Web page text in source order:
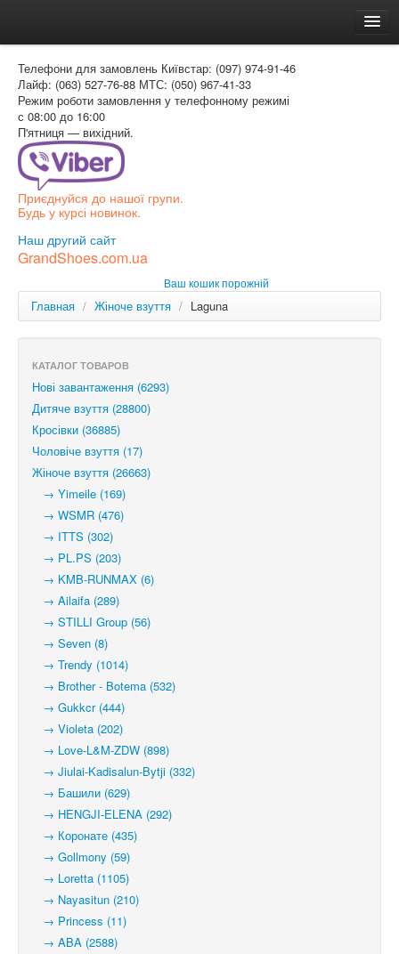
Доставка и оплата
Как заказать
Контакти
Таблиця розмірів
Вхід для покупця
РОС
Телефони для замовлень Київстар: (097) 974-91-46
Лайф: (063) 527-76-88 МТС: (050) 967-41-33
Режим роботи замовлення у телефонному режимі
с 08:00 до 16:00
П'ятниця — вихідний.
Приєднуйся до нашої групи.
Будь у курсі новинок.
Наш другий сайт
GrandShoes.com.ua
Ваш кошик порожній
Главная / Жіноче взуття / Laguna
КАТАЛОГ ТОВАРОВ
Нові завантаження (6293)
Дитяче взуття (28800)
Кросівки (36885)
Чоловіче взуття (17)
Жіноче взуття (26663)
→ Yimeile (169)
→ WSMR (476)
→ ITTS (302)
→ PL.PS (203)
→ KMB-RUNMAX (6)
→ Ailaifa (289)
→ STILLI Group (56)
→ Seven (8)
→ Trendy (1014)
→ Brother - Botema (532)
→ Gukkcr (444)
→ Violeta (202)
→ Love-L&M-ZDW (898)
→ Jiulai-Kadisalun-Bytji (332)
→ Башили (629)
→ HENGJI-ELENA (292)
→ Коронате (435)
→ Gollmony (59)
→ Loretta (1105)
→ Nayasitun (210)
→ Princess (11)
→ ABA (2588)